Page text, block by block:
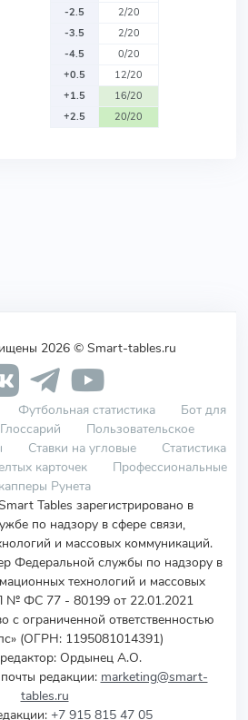
-2.5
2/20
-3.5
2/20
-4.5
0/20
+0.5
12/20
+1.5
16/20
+2.5
20/20
2026 © Smart-tables.ru
Футбольная статистика
Бот для
Глоссарий
Пользовательское
Ставки на угловые
Статистика
карточек
Профессиональные
капперы Рунета
Tables зарегистрировано в
по надзору в сфере связи,
и массовых коммуникаций.
Федеральной службы по надзору в
технологий и массовых
№ ФС 77 - 80199 от 22.01.2021
с ограниченной ответственностью
(ОГРН: 1195081014391)
Ордынец А.О.
редакции: marketing@smart-
tables.ru
+7 915 815 47 05